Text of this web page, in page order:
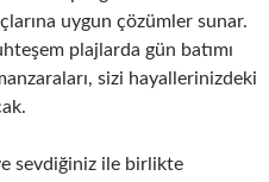
uygun çözümler sunar.
plajlarda gün batımı
sizi hayallerinizdeki
sevdiğiniz ile birlikte